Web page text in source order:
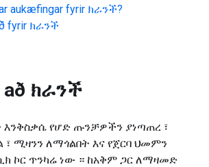
aukæfingar fyrir ክራንች?
fyrir ክራንች
ክራንች
እንቅስቃሴ የሆድ ጡንቻዎችን ያነጣጠረ ፣
ሚዛንን ለማጎልበት እና የጀርባ ህመምን
ኮር ጥንካሬ ነው ። ከአቅም ጋር ለማዛመድ